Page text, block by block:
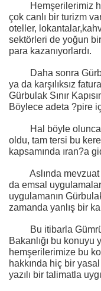
Hemşerilerimiz
çok canlı bir turizm
oteller,
sektörleri de yoğun
para kazanıyorlardı.
Daha sonra
ya da karşılıksız
Gürbulak Sınır
Böylece adeta ?pire
Hal böyle
oldu, tam tersi bu
kapsamında ıran?a
Aslında
da emsal
uygulamanın
zamanda yanlış bir
Bu itibarla
Bakanlığı bu
hemşerilerimize bu
hakkında hiç bir
yazılı bir talimatla